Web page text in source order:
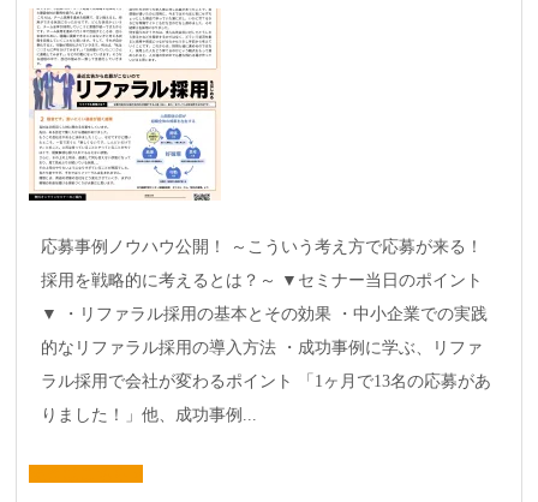
応募事例ノウハウ公開！ ～こういう考え方で応募が来る！
採用を戦略的に考えるとは？～ ▼セミナー当日のポイント
▼ ・リファラル採用の基本とその効果 ・中小企業での実践
的なリファラル採用の導入方法 ・成功事例に学ぶ、リファ
ラル採用で会社が変わるポイント 「1ヶ月で13名の応募があ
りました！」他、成功事例...